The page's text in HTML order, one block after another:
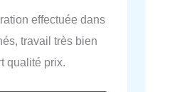
effectuée dans
travail très bien
qualité prix.